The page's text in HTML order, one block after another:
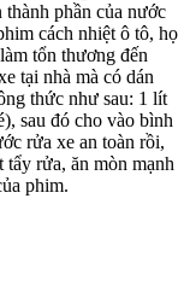
phần của nước
cách nhiệt ô tô, họ
tổn thương đến
tại nhà mà có dán
thức như sau: 1 lít
sau đó cho vào bình
rửa xe an toàn rồi,
rửa, ăn mòn mạnh
phim.